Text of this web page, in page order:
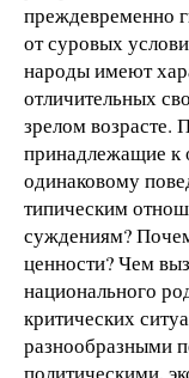
преждевременно
от суровых
народы имеют
отличительных
зрелом возрасте.
принадлежащие к
одинаковому
типическим
суждениям?
ценности? Чем
национального
критических
разнообразными
политическими,